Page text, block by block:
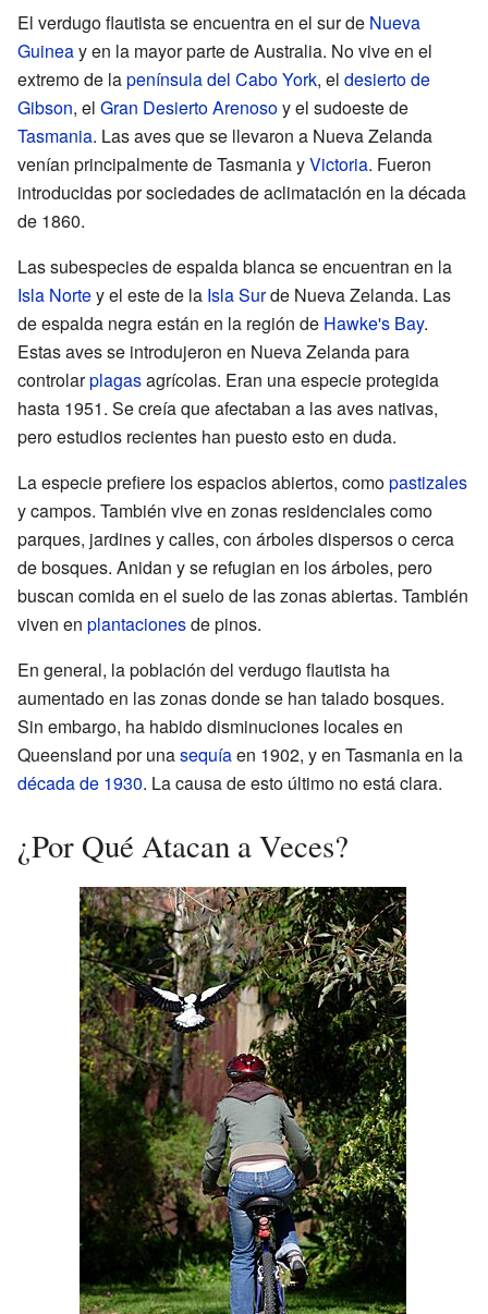
El verdugo flautista se encuentra en el sur de Nueva
Guineay en la mayor parte de Australia. No vive en el
extremo de lapenínsula del Cabo York, el desierto de
Gibson, el Gran Desierto Arenosoy el sudoeste de
Tasmania. Las aves que se llevaron a Nueva Zelanda
venían principalmente de Tasmania yVictoria. Fueron
introducidas por sociedades de aclimatación en la década
de 1860.
Las subespecies de espalda blanca se encuentran en la
Isla Nortey el este de la Isla Surde Nueva Zelanda. Las
de espalda negra están en la región de Hawke's Bay.
Estas aves se introdujeron en Nueva Zelanda para
controlarplagasagrícolas. Eran una especie protegida
hasta 1951. Se creía que afectaban a las aves nativas,
pero estudios recientes han puesto esto en duda.
La especie prefiere los espacios abiertos, comopastizales
y campos. También vive en zonas residenciales como
parques, jardines y calles, con árboles dispersos o cerca
de bosques. Anidan y se refugian en los árboles, pero
buscan comida en el suelo de las zonas abiertas. También
viven en plantacionesde pinos.
En general, la población del verdugo flautista ha
aumentado en las zonas donde se han talado bosques.
Sin embargo, ha habido disminuciones locales en
Queensland por unasequíaen 1902, y en Tasmania en la
década de 1930. La causa de esto último no está clara.
¿Por Qué Atacan a Veces?